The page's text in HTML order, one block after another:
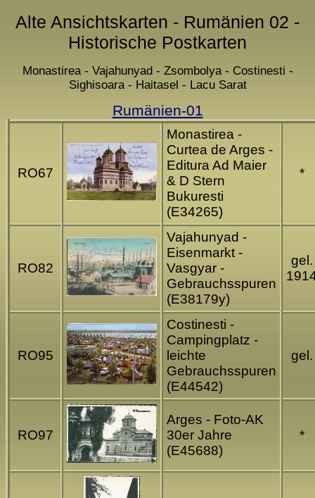
Alte Ansichtskarten - Rumänien 02 -
Historische Postkarten
Monastirea - Vajahunyad - Zsombolya - Costinesti -
Sighisoara - Haitasel - Lacu Sarat
Rumänien-01
RO67
Monastirea -
Curtea de Arges -
Editura Ad Maier
& D Stern
Bukuresti
(E34265)
*
RO82
Vajahunyad -
Eisenmarkt -
Vasgyar -
Gebrauchsspuren
(E38179y)
gel.
RO95
Costinesti -
Campingplatz -
leichte
Gebrauchsspuren
(E44542)
gel.
RO97
Arges - Foto-AK
30er Jahre
(E45688)
*